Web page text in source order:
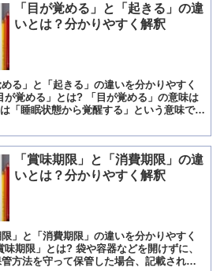
「目が覚める」と「起きる」の違
いとは？分かりやすく解釈
る」と「起きる」の違いを分かりやすく
が覚める」とは? 「目が覚める」の意味は
「睡眠状態から覚醒する」という意味で、
「賞味期限」と「消費期限」の違
いとは？分かりやすく解釈
」と「消費期限」の違いを分かりやすく
期限」とは? 袋や容器などを開けずに、
方法を守って保管した場合、記載されて